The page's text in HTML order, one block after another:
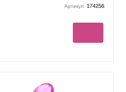
Артикул: 174256